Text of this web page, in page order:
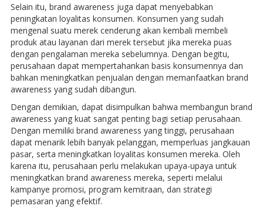
Selain itu, brand awareness juga dapat menyebabkan
peningkatan loyalitas konsumen. Konsumen yang sudah
mengenal suatu merek cenderung akan kembali membeli
produk atau layanan dari merek tersebut jika mereka puas
dengan pengalaman mereka sebelumnya. Dengan begitu,
perusahaan dapat mempertahankan basis konsumennya dan
bahkan meningkatkan penjualan dengan memanfaatkan brand
awareness yang sudah dibangun.
Dengan demikian, dapat disimpulkan bahwa membangun brand
awareness yang kuat sangat penting bagi setiap perusahaan.
Dengan memiliki brand awareness yang tinggi, perusahaan
dapat menarik lebih banyak pelanggan, memperluas jangkauan
pasar, serta meningkatkan loyalitas konsumen mereka. Oleh
karena itu, perusahaan perlu melakukan upaya-upaya untuk
meningkatkan brand awareness mereka, seperti melalui
kampanye promosi, program kemitraan, dan strategi
pemasaran yang efektif.